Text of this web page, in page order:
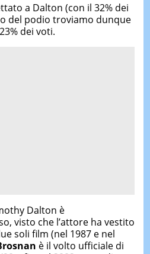
a Dalton (con il 32% dei
del podio troviamo dunque
dei voti.
Dalton è
visto che l’attore ha vestito
soli film (nel 1987 e nel
è il volto ufficiale di